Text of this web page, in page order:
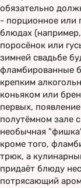
обязательно
- порционное или
блюдах
поросёнок или
зимней свадьбе
фламбированные
крепким
коньяком или
первых,
полутёмном зале
необычная
кроме того,
трюк, а
придаёт блюду
потрясающий